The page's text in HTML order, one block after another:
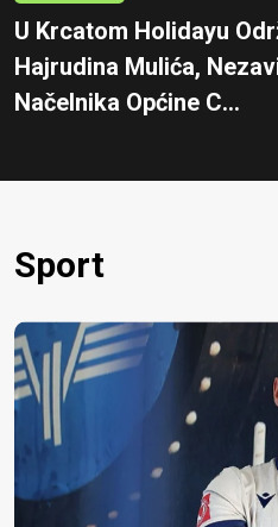
U Krcatom Holidayu
Hajrudina Mulića,
Načelnika Općine C...
Sport